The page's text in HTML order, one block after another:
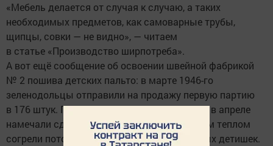
«Мебель делается от случая к случаю, а таких
необходимых предметов, как самоварные трубы,
щипцы, совки — не видно», — читаем
в статье «Производство ширпотреба».
А вот ещё сообщение об освоении швейной фабрикой
№ 2 пошива детских пальто: в марте 1946-го
зеленодольцы отправили на продажу первую партию
в 176 штук. Продукцию поставили на поток, в апреле
намечали сдать 1560 пальто, которые своим теплом
согрели потом не одну тысячу послевоенных детишек.